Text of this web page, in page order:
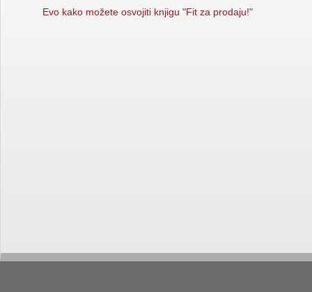
Evo kako možete osvojiti knjigu "Fit za prodaju!"